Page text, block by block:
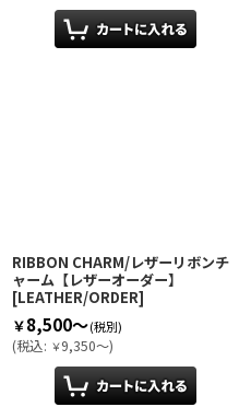
RIBBON CHARM/レザーリボンチ
ャーム【レザーオーダー】
[LEATHER/ORDER]
￥8,500～(税別)
(税込: ￥9,350～)